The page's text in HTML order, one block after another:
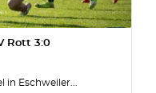
Rott 3:0
Eschweiler...